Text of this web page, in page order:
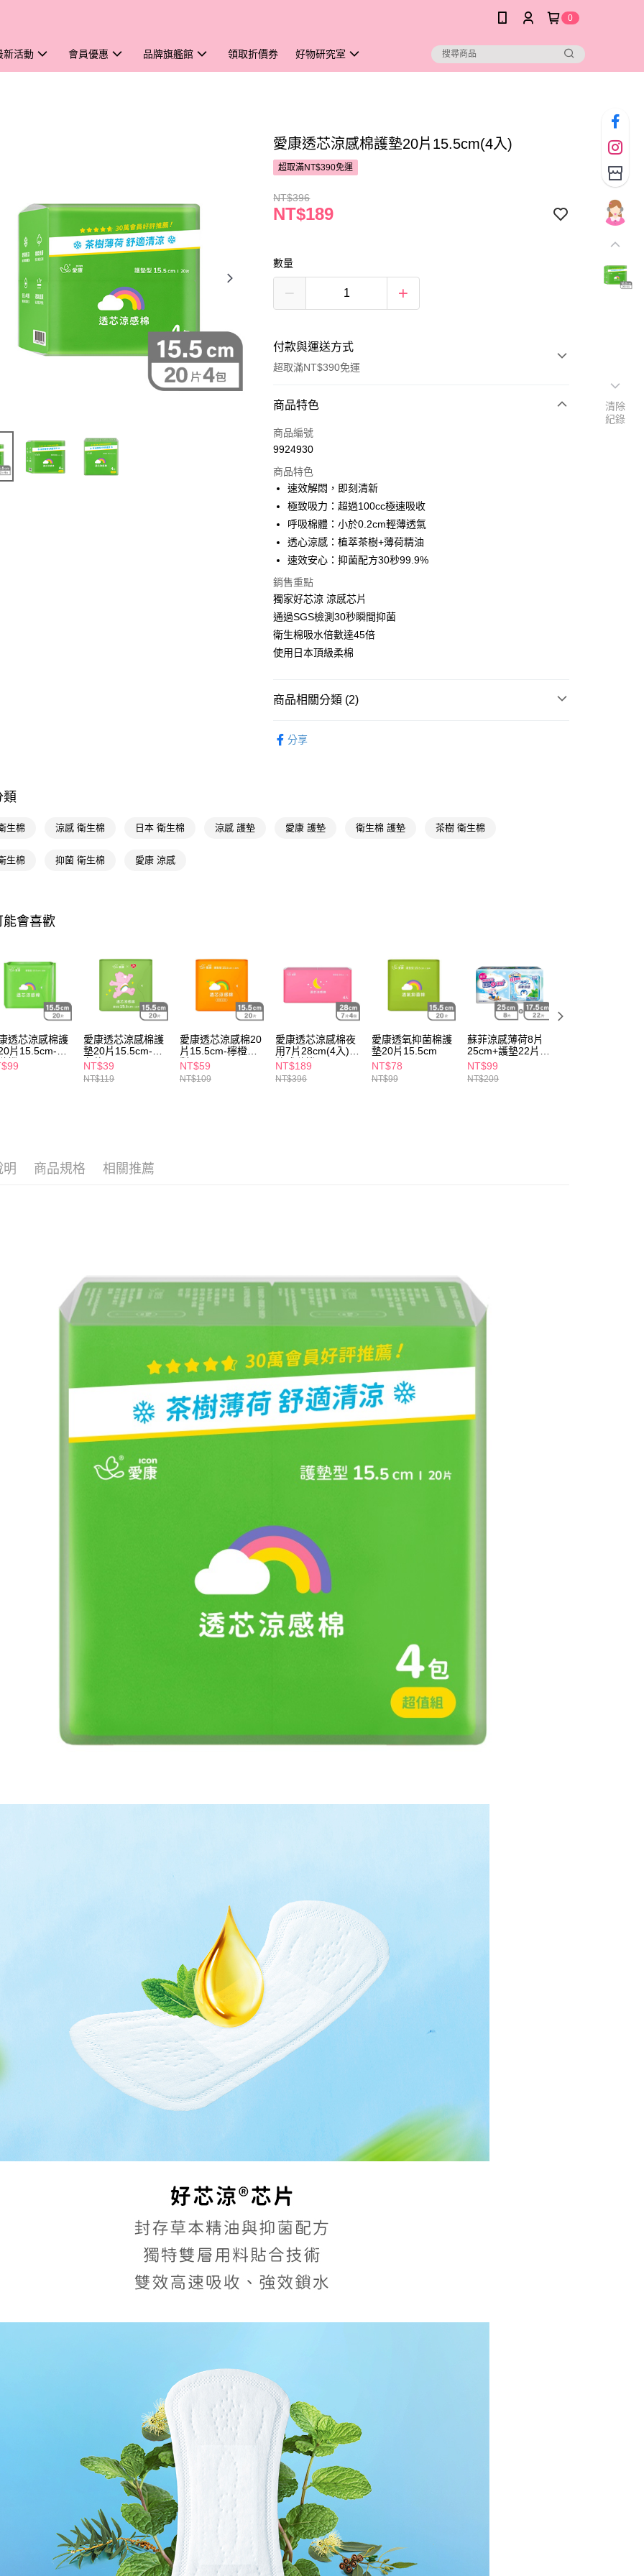
0
新活動 會員優惠 品牌旗艦館 領取折價券 好物研究室
愛康透芯涼感棉護墊20片15.5cm(4入)
超取滿NT$390免運
NT$396
NT$189
數量
付款與運送方式
超取滿NT$390免運
付款方式
POYA支付
超商取貨付款
LINE Pay
Apple Pay
街口支付
悠遊付
Google Pay
AFTEE先享後付
相關說明
便利好安心！
３．安心：先確認商品／服務後，再付款。
／ATM／網路銀行／等多元方式進行付款，方視為交易完成。
交易，需依本服務之必要範圍內提供個人資料，並將交易相關給付款項請
求債權轉讓予恩沛科技股份有限公司。
２．關於個人資料處理事宜，請瀏覽以下網址：
https://aftee.tw/terms/#terms3
３．未成年的使用者請事先徵得法定代理人或監護人之同意方可使用
「AFTEE先享後付」，若未經同意申辦者引起之損失，本公司不負相關責
任。
４．使用「AFTEE先享後付」時，將依據個別帳號之用戶狀況，依本公司
即時審查核予不同之上限額度；若仍有額度不足之情形，本公司將視審查
結果請求用戶進行身份認證。
運送方式
每筆NT$65，滿NT$390(含以上)免運費
每筆NT$65，滿NT$490(含以上)免運費
付款後7-11取貨
每筆NT$65，滿NT$490(含以上)免運費
宅配(本島)
每筆NT$100，滿NT$790(含以上)免運費
付款後寶雅門市自取(由倉庫統一出貨)
商品特色
商品編號
9924930
商品特色
速效解悶，即刻清新
極致吸力：超過100cc極速吸收
呼吸棉體：小於0.2cm輕薄透氣
透心涼感：植萃茶樹+薄荷精油
速效安心：抑菌配方30秒99.9%
銷售重點
獨家好芯涼 涼感芯片
通過SGS檢測30秒瞬間抑菌
衛生棉吸水倍數達45倍
使用日本頂級柔棉
商品相關分類 (2)
分享
類
生棉 涼感 衛生棉 日本 衛生棉 涼感 護墊 愛康 護墊 衛生棉 護墊 茶樹 衛生棉
生棉 抑菌 衛生棉 愛康 涼感
能會喜歡
透芯涼感棉護
片15.5cm-款
機
愛康透芯涼感棉護
墊20片15.5cm-聯
名款
NT$39
NT$119
愛康透芯涼感棉20
片15.5cm-檸橙派
對
NT$59
NT$109
愛康透芯涼感棉夜
用7片28cm(4入)-
款式隨機
NT$189
NT$396
愛康透氧抑菌棉護
墊20片15.5cm
NT$78
NT$99
蘇菲涼感薄荷8片
25cm+護墊22片
17.5cm
NT$99
NT$209
明 商品規格 相關推薦
清除
紀錄